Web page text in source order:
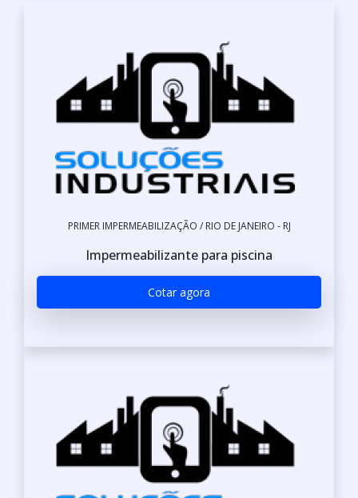
PRIMER IMPERMEABILIZAÇÃO / RIO DE JANEIRO - RJ
Impermeabilizante para piscina
Cotar agora